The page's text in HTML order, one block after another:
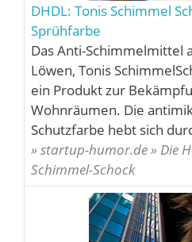
DHDL: Tonis Schimmel
Sprühfarbe
Das Anti-Schimmelmittel
Löwen, Tonis
ein Produkt zur
Wohnräumen. Die
Schutzfarbe hebt sich
» startup-humor.de » Die
Schimmel-Schock